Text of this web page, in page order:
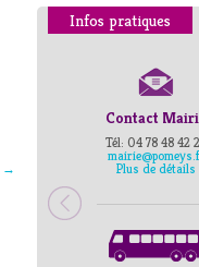
→
Infos pratiques
Contact
Tél: 04 78 48 42
Plus de détails